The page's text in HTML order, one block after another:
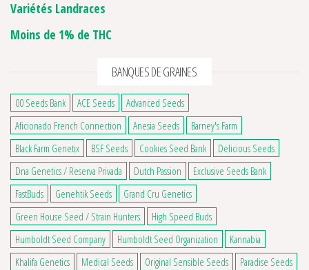
Variétés Landraces
Moins de 1% de THC
BANQUES DE GRAINES
00 Seeds Bank ACE Seeds
Advanced Seeds
Aficionado French Connection
Anesia Seeds
Barney's Farm
Black Farm Genetix
BSF Seeds Cookies Seed Bank
Delicious Seeds
Dna Genetics / Reserva Privada
Dutch Passion
Exclusive Seeds Bank
FastBuds
Genehtik Seeds
Grand Cru Genetics
Green House Seed / Strain Hunters
High Speed Buds
Humboldt Seed Company
Humboldt Seed Organization
Kannabia
Khalifa Genetics
Medical Seeds Original Sensible Seeds
Paradise Seeds